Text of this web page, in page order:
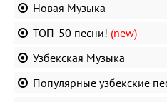
Новая Музыка
ТОП-50 песни! (new)
Узбекская Музыка
Популярные узбекские